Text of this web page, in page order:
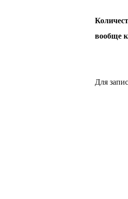
вообще
Для